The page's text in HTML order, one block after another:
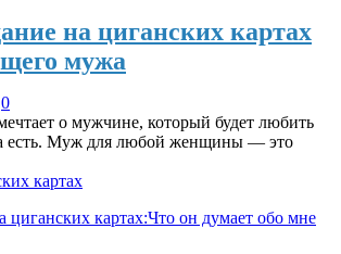
на циганских картах
мужа
0
о мужчине, который будет любить
есть. Муж для любой женщины — это
картах
циганских картах:Что он думает обо мне